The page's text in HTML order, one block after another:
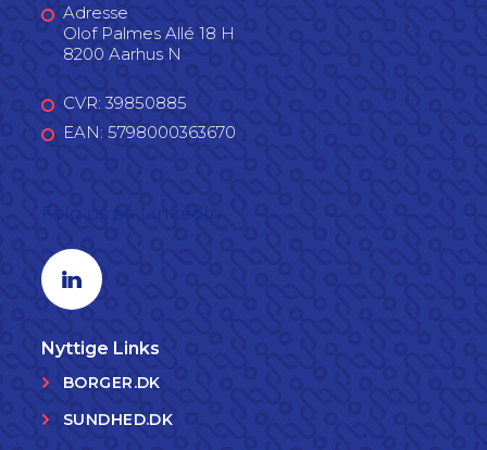
Adresse
Olof Palmes Allé 18 H
8200 Aarhus N
CVR: 39850885
EAN: 5798000363670
Linkedin profil
Nyttige Links
BORGER.DK
SUNDHED.DK